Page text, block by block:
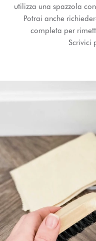
utilizza una spazzola
Potrai anche
completa per
Scrivici